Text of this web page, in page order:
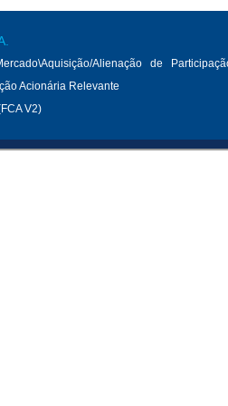
Alienação de
Acionária Relevante
V2)